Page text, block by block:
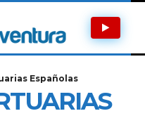
Españolas